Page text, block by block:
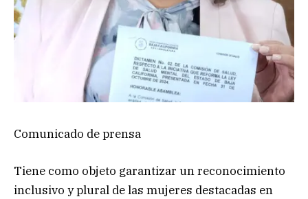
Comunicado de prensa
Tiene como objeto garantizar un reconocimiento
inclusivo y plural de las mujeres destacadas en